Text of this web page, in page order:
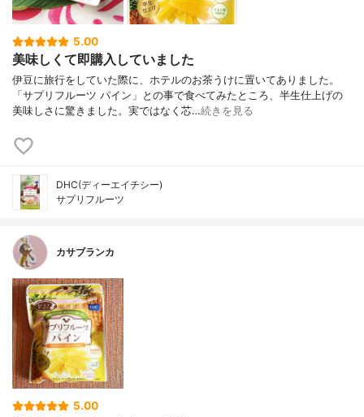
5.00
美味しくて即購入していました
伊豆に旅行をしていた際に、ホテルのお茶うけに置いてありました。
「サプリフルーツ パイン」との事で食べてみたところ、半生仕上げの
美味しさに驚きました。実ではなく芯…続きを見る
DHC(ディーエイチシー)
サプリフルーツ
カサブランカ
5.00